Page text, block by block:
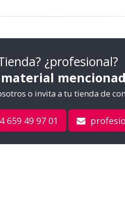
¿profesional?
o invita a tu tienda de
659 49 97 01